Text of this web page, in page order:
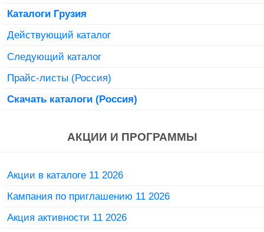
Каталоги Грузия
Действующий каталог
Следующий каталог
Прайс-листы (Россия)
Скачать каталоги (Россия)
АКЦИИ И ПРОГРАММЫ
Акции в каталоге 11 2026
Кампания по приглашению 11 2026
Акция активности 11 2026